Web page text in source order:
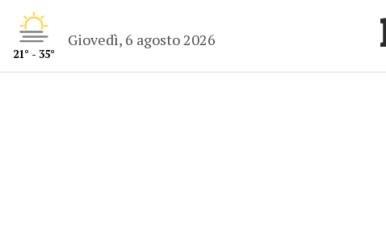
21° - 35°
Giovedì, 6 agosto 2026